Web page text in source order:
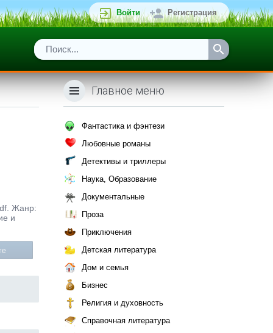
Войти Регистрация
Жанр:
и
Главное меню
Фантастика и фэнтези
Любовные романы
Детективы и триллеры
Наука, Образование
Документальные
Проза
Приключения
Детская литература
Дом и семья
Бизнес
Религия и духовность
Справочная литература